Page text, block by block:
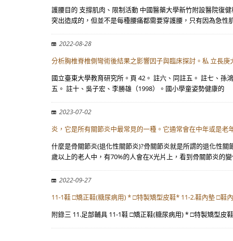
護腰目的 支撐肌肉、限制活動 中國醫藥大學新竹附設醫院復
突出造成的，但並不是每種腰痛都需要穿護腰，只有因為急性
2022-08-28
分析胸椎脊椎側彎術後結果之影響因子與臨床探討。私 立長庚
國立臺東大學教育研究所。頁 42。 註六、同註五。 註七、
五。 註十、吳子宏、李勝雄（1998）。國小學童姿勢健康的
2023-07-02
炎，它是所有關節炎中最常見的一種。它通常會在中年或是
什麼是骨關節炎(退化性關節炎)?骨關節炎就是所謂的退化性
歲以上的老人中，有70%的人會在X光片上，看到骨關節炎的
2022-09-27
11-1鞋 □矯正鞋(糖尿病用) * □特製矯型皮鞋* 11-2.鞋內墊 □鞋
附錄三 11.足部輔具 11-1鞋 □矯正鞋(糖尿病用) * □特製矯型